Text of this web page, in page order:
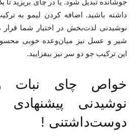
جوشانده تبدیل شود. یا در چای بریزید
داشته باشید. اضافه کردن لیمو به
نوشیدنی لذت‌بخش در اختیار شما
شیر و عسل نیز میان‌وعده خوبی
این ترکیب جو دو سر نیز بیفزایید.
خواص چای نبات
نوشیدنی پیشنهادی
دوست‌داشتنی !